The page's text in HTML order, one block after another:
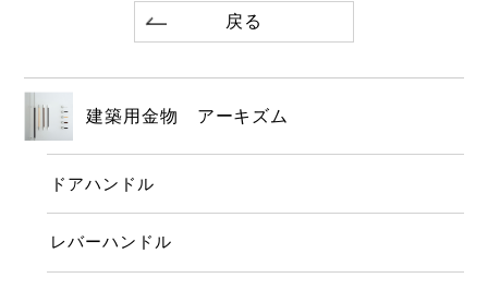
戻る
建築用金物 アーキズム
ドアハンドル
レバーハンドル